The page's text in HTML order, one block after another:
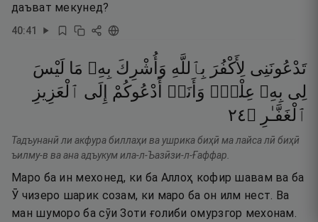
даъват мекунед?
40:41
تَدْعُونَنِى لِأَكْفُرَ بِٱللَّهِ وَأُشْرِكَ بِهِۦ مَا لَيْسَ
لِى بِهِۦ عِلْمٌۭ وَأَنَا۠ أَدْعُوكُمْ إِلَى ٱلْعَزِيزِ
ٱلْغَفَّـٰرِ ۝٤٢
Тадъунанӣ ли акфура биллаҳи ва ушрика биҳӣ ма лайса лӣ биҳӣ
ъилму-в ва ана адъукум ила-л-Ъазӣзи-л-Ғаффар.
Маро ба ин мехонед, ки ба Аллоҳ кофир шавам ва ба
Ӯ чизеро шарик созам, ки маро ба он илм нест. Ва
ман шуморо ба сӯи Зоти ғолиби омурзгор мехонам.